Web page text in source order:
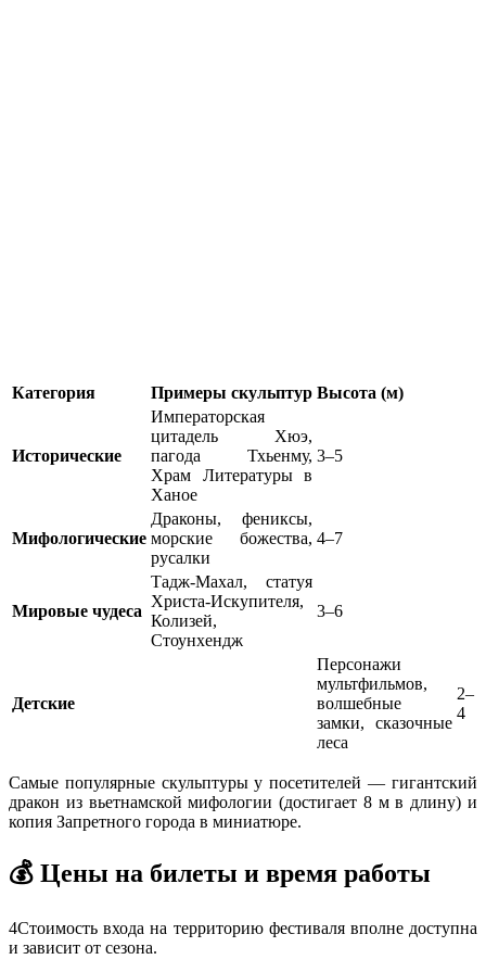
Категория Примеры скульптур Высота (м)
Исторические
Императорская
цитадель Хюэ,
пагода Тхьенму,
Храм Литературы в
Ханое
3–5
Мифологические
Драконы, фениксы,
морские божества,
русалки
4–7
Мировые чудеса
Тадж-Махал, статуя
Христа-Искупителя,
Колизей,
Стоунхендж
3–6
Детские
Персонажи
мультфильмов,
волшебные
замки, сказочные
леса
2–
4
Самые популярные скульптуры у посетителей — гигантский
дракон из вьетнамской мифологии (достигает 8 м в длину) и
копия Запретного города в миниатюре.
💰 Цены на билеты и время работы
4Стоимость входа на территорию фестиваля вполне доступна
и зависит от сезона.